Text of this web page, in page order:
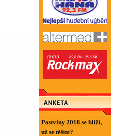
Pastviny 2018 se blíží,
už se těšíte?